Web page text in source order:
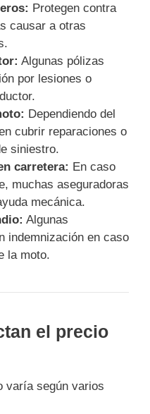
Protegen contra
causar a otras
Algunas pólizas
por lesiones o
Dependiendo del
cubrir reparaciones o
siniestro.
carretera: En caso
muchas aseguradoras
mecánica.
Algunas
indemnización en caso
la moto.
el precio
varía según varios